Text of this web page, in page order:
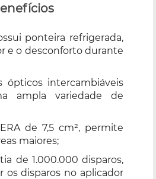
ponteira refrigerada,
e o desconforto durante
intercambiáveis
ampla variedade de
de 7,5 cm², permite
maiores;
de 1.000.000 disparos,
os disparos no aplicador